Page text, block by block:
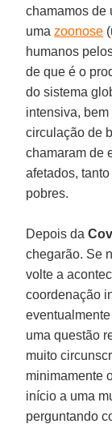
chamamos de
umazoonose
humanos
de que é o
do sistema
intensiva,
circulação de
chamaram de
afetados,
pobres.
Depois da
chegarão. Se
volte a
coordenação
uma questão
muito
minimamente
início a uma
perguntando